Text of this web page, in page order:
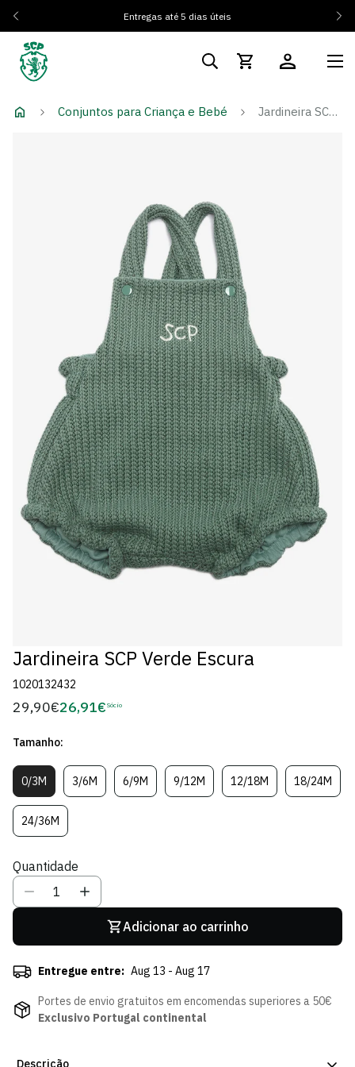
Entregas até 5 dias úteis
Conjuntos para Criança e Bebé Jardineira SCP Verde Escura
Jardineira SCP Verde Escura
1020132432
Preço
29,90€Preço
Sócio
26,91€ Sócio
Tamanho:
0/3MVariante
Esgotada
Ou
Indisponível
3/6MVariante
Esgotada
6/9MVariante
Esgotada
9/12MVariante
Esgotada
12/18MVariante
Esgotada
18/24MVariante
24/36MVariante
Esgotada
Indisponível
Quantidade
Adicionar ao carrinho
Entregue entre: Aug 13 - Aug 17
Portes de envio gratuitos em encomendas superiores a 50€
Exclusivo Portugal continental
Descrição